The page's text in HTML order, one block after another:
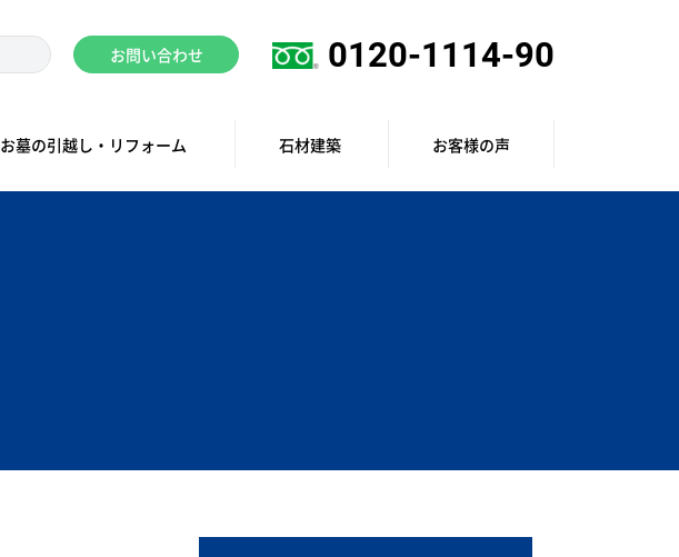
お問い合わせ 0120-1114-90
お墓の引越し・リフォーム 石材建築 お客様の声